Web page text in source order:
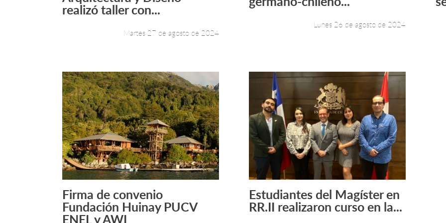
realizó taller con...
Martes 27 de agosto de 2024
Lunes 26 de agosto de 2024
Leer más +
Firma de convenio
Fundación Huinay PUCV
ENEL y AWI
Leer más +
Estudiantes del Magíster en
RR.II realizaron curso en la...